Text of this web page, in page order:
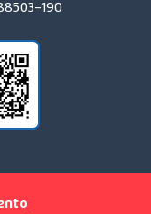
190